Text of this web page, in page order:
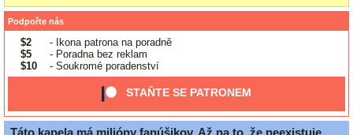
Podpořte nás
$2
- Ikona patrona na poradně
$5
- Poradna bez reklam
$10
- Soukromé poradenství
STAŇTE SE PATRONEM
Táto kapela má milióny fanúšikov. Až na to, že neexistuje.